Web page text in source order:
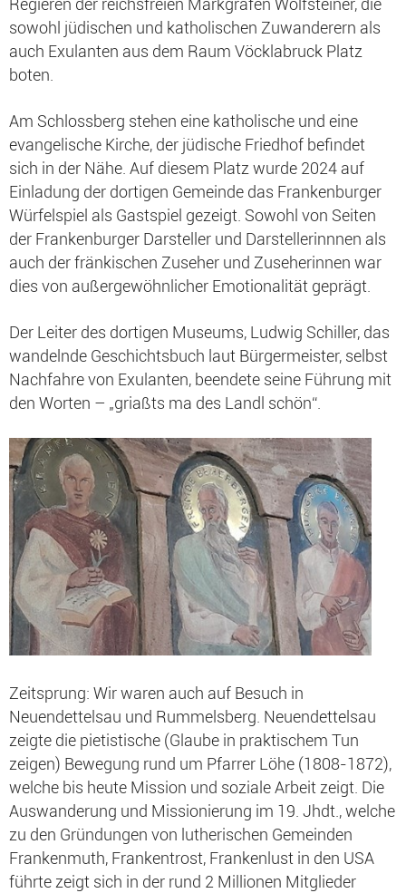
Regieren der reichsfreien Markgrafen Wolfsteiner, die
sowohl jüdischen und katholischen Zuwanderern als
auch Exulanten aus dem Raum Vöcklabruck Platz
boten.
Am Schlossberg stehen eine katholische und eine
evangelische Kirche, der jüdische Friedhof befindet
sich in der Nähe. Auf diesem Platz wurde 2024 auf
Einladung der dortigen Gemeinde das Frankenburger
Würfelspiel als Gastspiel gezeigt. Sowohl von Seiten
der Frankenburger Darsteller und Darstellerinnnen als
auch der fränkischen Zuseher und Zuseherinnen war
dies von außergewöhnlicher Emotionalität geprägt.
Der Leiter des dortigen Museums, Ludwig Schiller, das
wandelnde Geschichtsbuch laut Bürgermeister, selbst
Nachfahre von Exulanten, beendete seine Führung mit
den Worten – „griaßts ma des Landl schön“.
Zeitsprung: Wir waren auch auf Besuch in
Neuendettelsau und Rummelsberg. Neuendettelsau
zeigte die pietistische (Glaube in praktischem Tun
zeigen) Bewegung rund um Pfarrer Löhe (1808-1872),
welche bis heute Mission und soziale Arbeit zeigt. Die
Auswanderung und Missionierung im 19. Jhdt., welche
zu den Gründungen von lutherischen Gemeinden
Frankenmuth, Frankentrost, Frankenlust in den USA
führte zeigt sich in der rund 2 Millionen Mitglieder